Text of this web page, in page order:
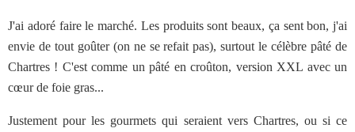
J'ai adoré faire le marché. Les produits sont beaux, ça sent bon, j'ai
envie de tout goûter (on ne se refait pas), surtout le célèbre pâté de
Chartres ! C'est comme un pâté en croûton, version XXL avec un
cœur de foie gras...
Justement pour les gourmets qui seraient vers Chartres, ou si ce